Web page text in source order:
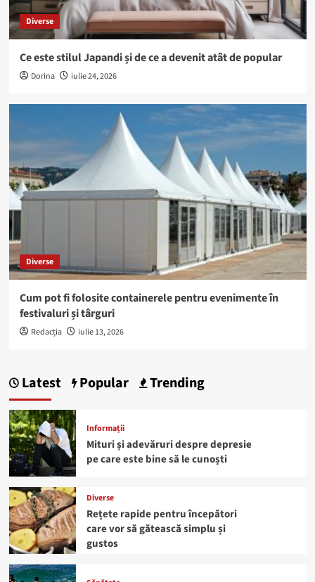
Diverse
Ce este stilul Japandi și de ce a devenit atât de popular
Dorina iulie 24, 2026
Diverse
Cum pot fi folosite containerele pentru evenimente în
festivaluri și târguri
Redacția iulie 13, 2026
Latest Popular Trending
Informații
Mituri și adevăruri despre depresie
pe care este bine să le cunoști
Diverse
Rețete rapide pentru începători
care vor să gătească simplu și
gustos